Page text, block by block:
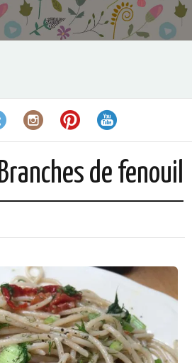
Branches de fenouil